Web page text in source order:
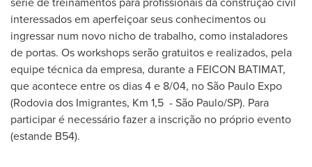
interessados em aperfeiçoar seus conhecimentos ou
ingressar num novo nicho de trabalho, como instaladores
de portas. Os workshops serão gratuitos e realizados, pela
equipe técnica da empresa, durante a FEICON BATIMAT,
que acontece entre os dias 4 e 8/04, no São Paulo Expo
(Rodovia dos Imigrantes, Km 1,5 - São Paulo/SP). Para
participar é necessário fazer a inscrição no próprio evento
(estande B54).